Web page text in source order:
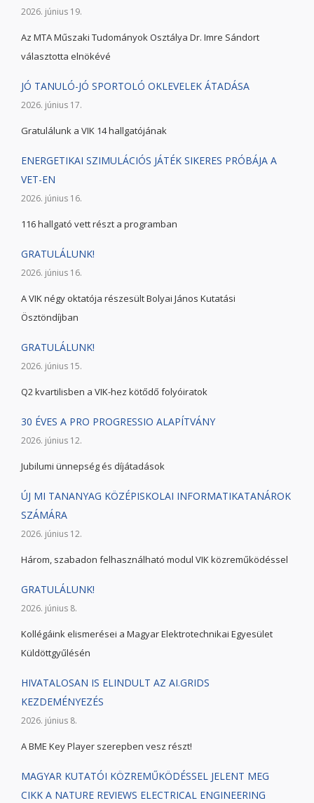
2026. június 19.
Az MTA Műszaki Tudományok Osztálya Dr. Imre Sándort
választotta elnökévé
JÓ TANULÓ-JÓ SPORTOLÓ OKLEVELEK ÁTADÁSA
2026. június 17.
Gratulálunk a VIK 14 hallgatójának
ENERGETIKAI SZIMULÁCIÓS JÁTÉK SIKERES PRÓBÁJA A
VET-EN
2026. június 16.
116 hallgató vett részt a programban
GRATULÁLUNK!
2026. június 16.
A VIK négy oktatója részesült Bolyai János Kutatási
Ösztöndíjban
GRATULÁLUNK!
2026. június 15.
Q2 kvartilisben a VIK-hez kötődő folyóiratok
30 ÉVES A PRO PROGRESSIO ALAPÍTVÁNY
2026. június 12.
Jubilumi ünnepség és díjátadások
ÚJ MI TANANYAG KÖZÉPISKOLAI INFORMATIKATANÁROK
SZÁMÁRA
2026. június 12.
Három, szabadon felhasználható modul VIK közreműködéssel
GRATULÁLUNK!
2026. június 8.
Kollégáink elismerései a Magyar Elektrotechnikai Egyesület
Küldöttgyűlésén
HIVATALOSAN IS ELINDULT AZ AI.GRIDS
KEZDEMÉNYEZÉS
2026. június 8.
A BME Key Player szerepben vesz részt!
MAGYAR KUTATÓI KÖZREMŰKÖDÉSSEL JELENT MEG
CIKK A NATURE REVIEWS ELECTRICAL ENGINEERING